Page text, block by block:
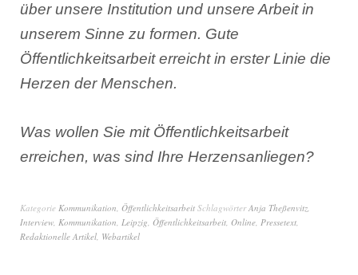
über unsere Institution und unsere Arbeit in
unserem Sinne zu formen. Gute
Öffentlichkeitsarbeit erreicht in erster Linie die
Herzen der Menschen.
Was wollen Sie mit Öffentlichkeitsarbeit
erreichen, was sind Ihre Herzensanliegen?
Kategorie Kommunikation, Öffentlichkeitsarbeit SchlagwörterAnja Theßenvitz,
Interview, Kommunikation, Leipzig, Öffentlichkeitsarbeit, Online, Pressetext,
Redaktionelle Artikel, Webartikel